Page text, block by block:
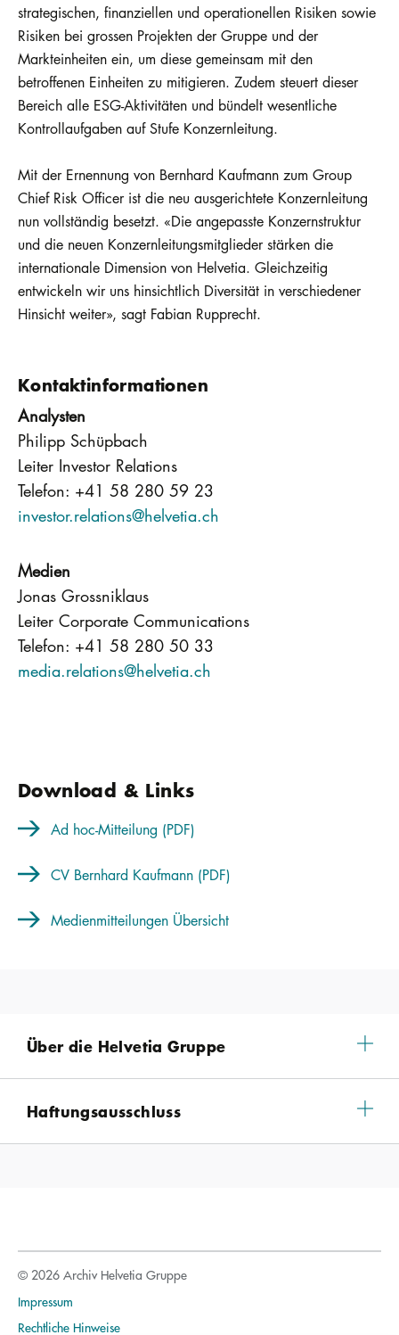
strategischen, finanziellen und operationellen Risiken sowie
Risiken bei grossen Projekten der Gruppe und der
Markteinheiten ein, um diese gemeinsam mit den
betroffenen Einheiten zu mitigieren. Zudem steuert dieser
Bereich alle ESG-Aktivitäten und bündelt wesentliche
Kontrollaufgaben auf Stufe Konzernleitung.
Mit der Ernennung von Bernhard Kaufmann zum Group
Chief Risk Officer ist die neu ausgerichtete Konzernleitung
nun vollständig besetzt. «Die angepasste Konzernstruktur
und die neuen Konzernleitungsmitglieder stärken die
internationale Dimension von Helvetia. Gleichzeitig
entwickeln wir uns hinsichtlich Diversität in verschiedener
Hinsicht weiter», sagt Fabian Rupprecht.
Kontaktinformationen
Analysten
Philipp Schüpbach
Leiter Investor Relations
Telefon: +41 58 280 59 23
investor.relations@helvetia.ch
Medien
Jonas Grossniklaus
Leiter Corporate Communications
Telefon: +41 58 280 50 33
media.relations@helvetia.ch
Download & Links
Ad hoc-Mitteilung (PDF)
CV Bernhard Kaufmann (PDF)
Medienmitteilungen Übersicht
Über die Helvetia Gruppe
Haftungsausschluss
© 2026 Archiv Helvetia Gruppe
Impressum
Rechtliche Hinweise